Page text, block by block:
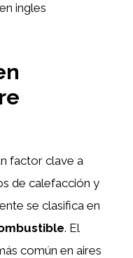
ingles
factor clave a
de calefacción y
se clasifica en
. El
común en aires